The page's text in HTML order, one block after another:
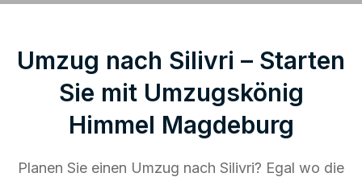
Umzug nach Silivri – Starten
Sie mit Umzugskönig
Himmel Magdeburg
Planen Sie einen Umzug nach Silivri? Egal wo die